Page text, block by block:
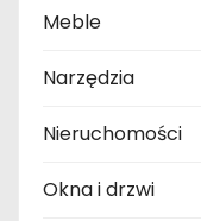
Meble
Narzędzia
Nieruchomości
Okna i drzwi